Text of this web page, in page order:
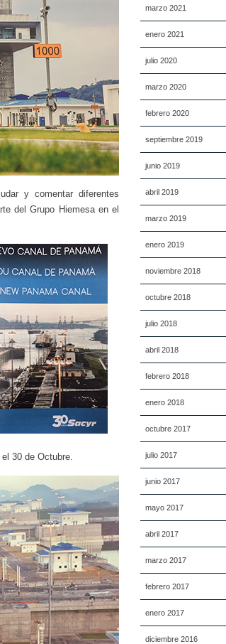
marzo 2021
enero 2021
julio 2020
marzo 2020
febrero 2020
septiembre 2019
junio 2019
abril 2019
marzo 2019
enero 2019
noviembre 2018
octubre 2018
julio 2018
abril 2018
febrero 2018
enero 2018
octubre 2017
julio 2017
junio 2017
mayo 2017
abril 2017
marzo 2017
febrero 2017
enero 2017
diciembre 2016
y comentar diferentes
del Grupo Hiemesa en el
30 de Octubre.